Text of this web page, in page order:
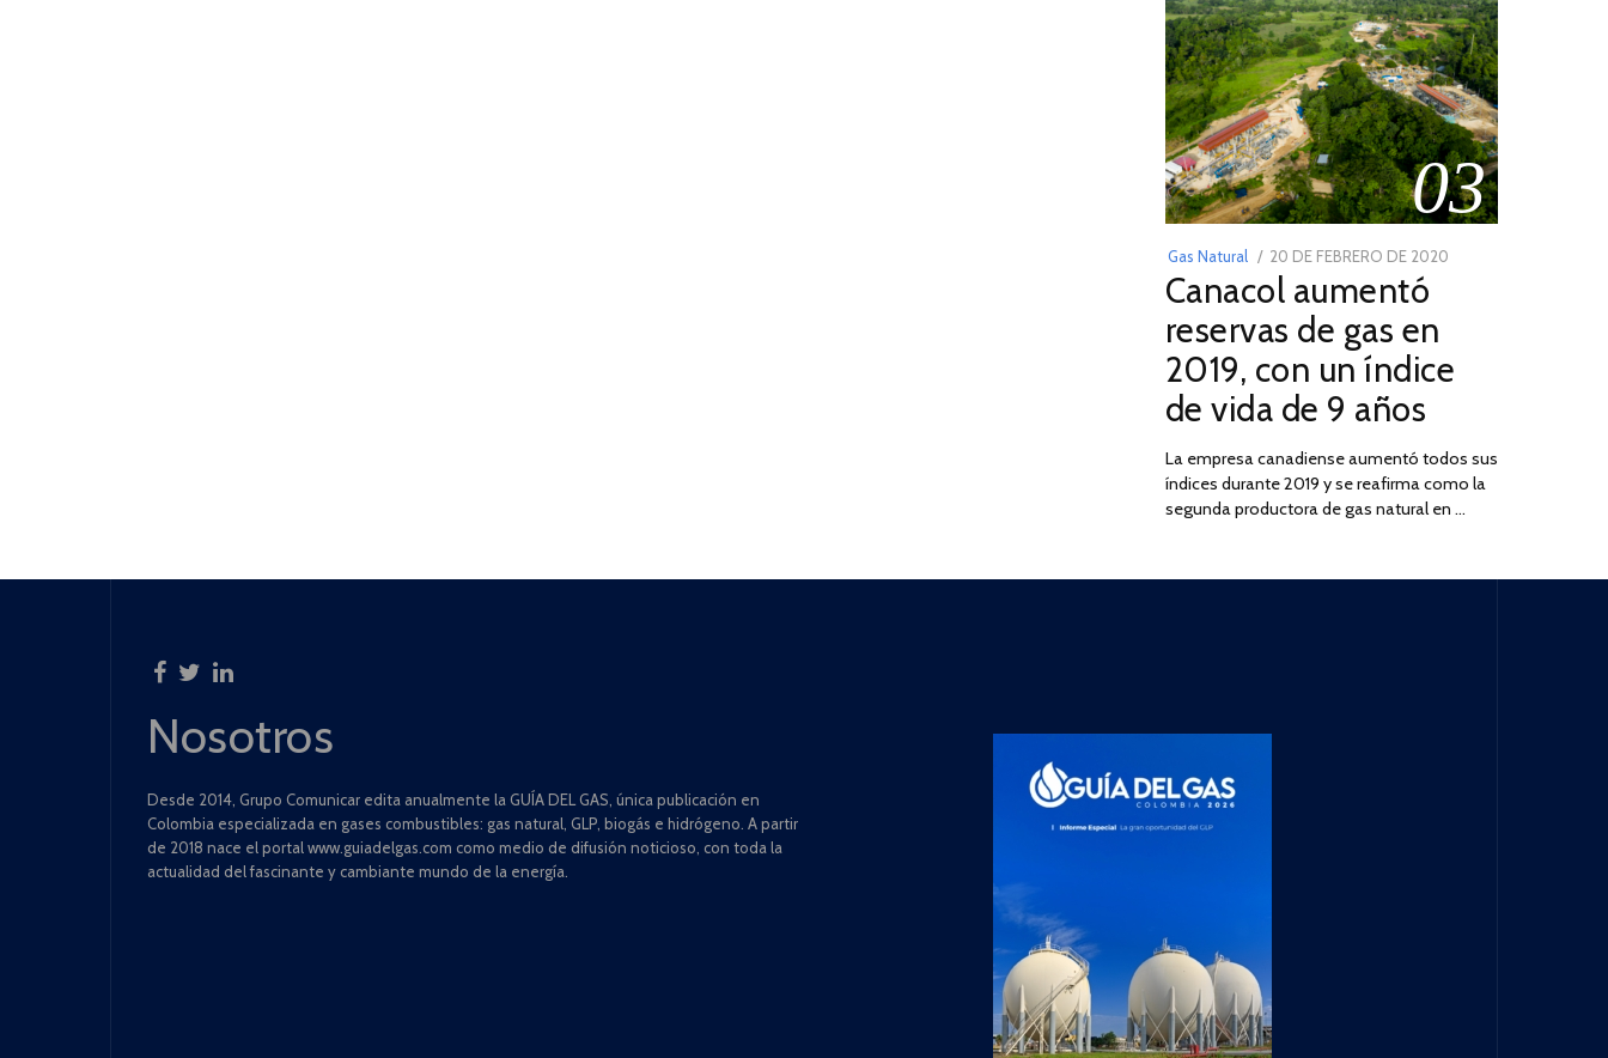
03
Gas Natural
POSTED
ON
20 DE FEBRERO DE 2020
2025
Canacol aumentó
reservas de gas en
2019, con un índice
de vida de 9 años
La empresa canadiense aumentó todos sus
índices durante 2019 y se reafirma como la
segunda productora de gas natural en …
Nosotros
Desde 2014, Grupo Comunicar edita anualmente la GUÍA DEL GAS, única publicación en
Colombia especializada en gases combustibles: gas natural, GLP, biogás e hidrógeno. A partir
de 2018 nace el portal www.guiadelgas.com como medio de difusión noticioso, con toda la
actualidad del fascinante y cambiante mundo de la energía.